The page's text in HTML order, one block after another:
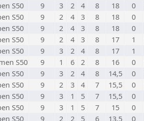
S50 9 3 2 4 8 18 0
S50 9 2 4 3 8 18 0
S50 9 2 4 3 8 18 0
S50 9 2 4 3 8 17 1
S50 9 3 2 4 8 17 1
S50 9 1 6 2 8 16 0
S50 9 3 2 4 8 14,5 0
S50 9 2 3 4 7 15,5 0
S50 9 3 1 5 7 15,5 0
S50 9 3 1 5 7 15 0
S50 9 2 2 5 6 13,5 0